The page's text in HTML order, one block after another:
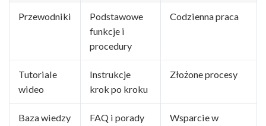
Przewodniki
Podstawowe
funkcje i
procedury
Codzienna praca
Tutoriale
wideo
Instrukcje
krok po kroku
Złożone procesy
Baza wiedzy
FAQ i porady
Wsparcie w